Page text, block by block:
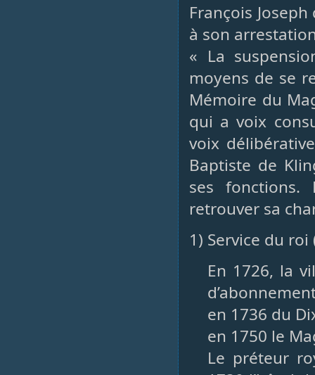
François
à son
« La
moyens de se
Mémoire du
qui a voix
voix
Baptiste de
ses fonctions.
retrouver sa
1) Service du
En 1726, la
en 1736 du
en 1750 le
Le préteur